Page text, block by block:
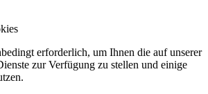
erforderlich, um Ihnen die auf unserer
zur Verfügung zu stellen und einige